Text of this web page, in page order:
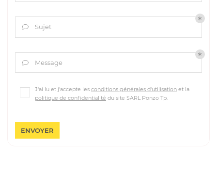
 Sujet
 Message
J'ai lu et j'accepte les conditions générales d'utilisation et la
politique de confidentialité du site SARL Ponzo Tp.
ENVOYER